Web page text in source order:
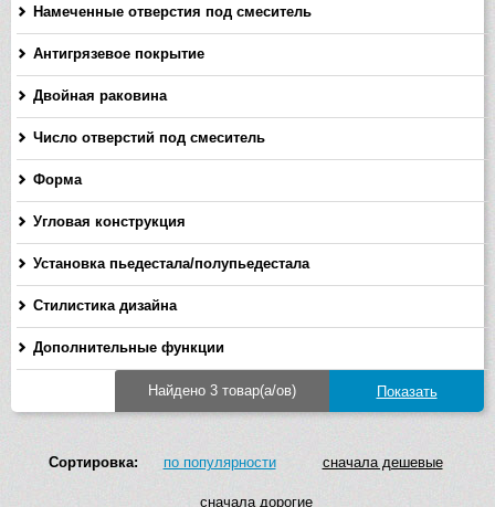
Намеченные отверстия под смеситель
Антигрязевое покрытие
Двойная раковина
Число отверстий под смеситель
Форма
Угловая конструкция
Установка пьедестала/полупьедестала
Стилистика дизайна
Дополнительные функции
Найдено 3 товар(а/ов)
Сортировка: по популярности сначала дешевые
сначала дорогие